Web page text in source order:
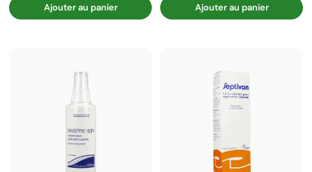
Ajouter au panier Ajouter au panier